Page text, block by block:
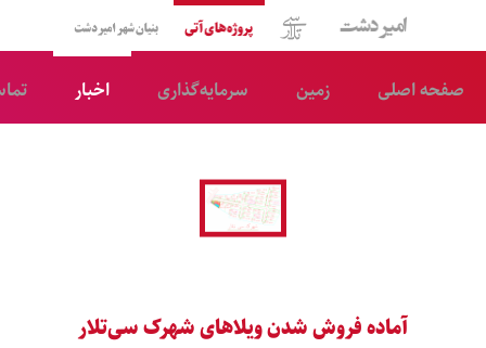
امیر دشت سی‌تلار پروژه‌های آتی شرکت ساختمانی
صفحه اصلی زمین سرمایه‌‌گذاری اخبار
آماده فروش شدن ویلاهای شهرک سی‌تلار